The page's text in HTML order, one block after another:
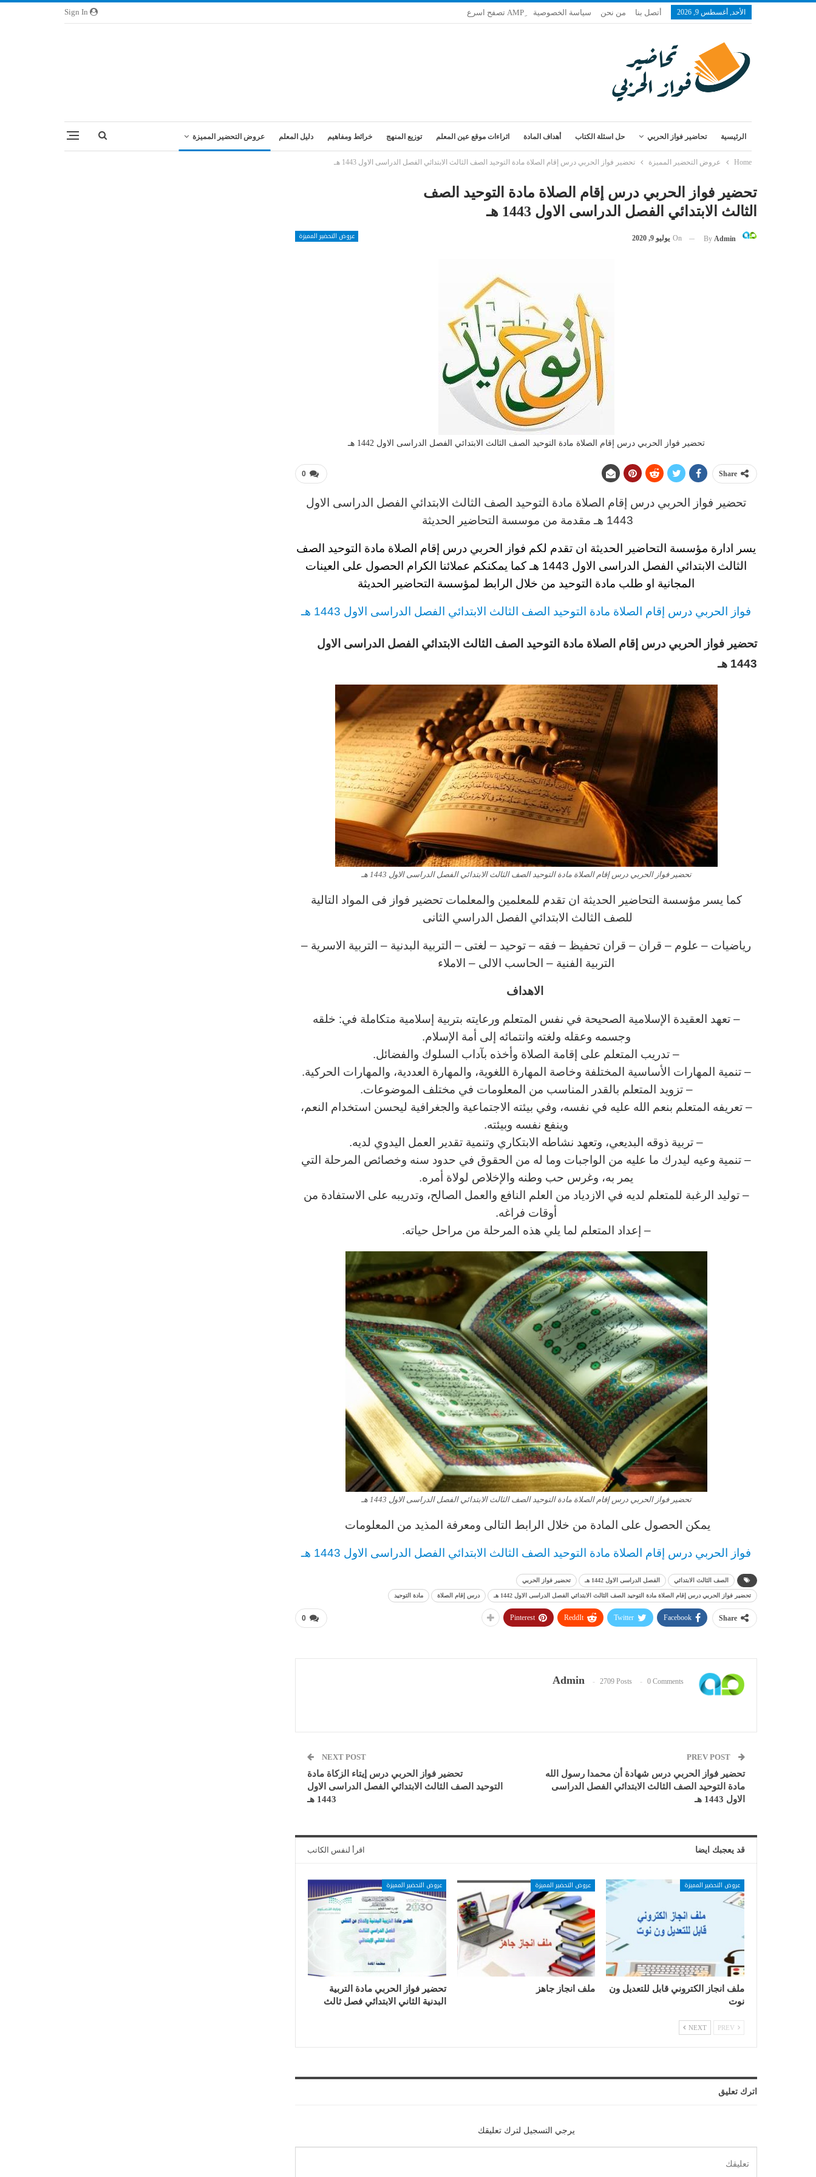
الأحد, أغسطس 9, 2026 أتصل بنا من نحن سياسة الخصوصية
الرئيسية تحاضير فواز الحربي حل اسئلة الكتاب أهداف المادة اثراءات موقع عين المعلم توزيع المنهج خرائط ومفاهيم دليل المعلم عروض التحضير المميزة
Home عروض التحضير المميزة تحضير فواز الحربي درس إقام الصلاة مادة التوحيد الصف الثالث الابتدائي الفصل الدراسى الاول 1443 هـ
تحضير فواز الحربي درس إقام الصلاة مادة التوحيد الصف
الثالث الابتدائي الفصل الدراسى الاول 1443 هـ
عروض التحضير المميزة By Admin
On يوليو 9, 2020
تحضير فواز الحربي درس إقام الصلاة مادة التوحيد الصف الثالث الابتدائي الفصل الدراسى الاول 1442 هـ
0 Share
تحضير فواز الحربي درس إقام الصلاة مادة التوحيد الصف الثالث الابتدائي الفصل الدراسى الاول
1443 هـ
مقدمة من موسسة التحاضير الحديثة
يسر ادارة مؤسسة التحاضير الحديثة ان تقدم لكم فواز الحربي درس إقام الصلاة مادة التوحيد الصف
الثالث الابتدائي الفصل الدراسى الاول 1443 هـكما يمكنكم عملائنا الكرام الحصول على العينات
المجانية او طلب مادة التوحيد من خلال الرابط لمؤسسة التحاضير الحديثة
فواز الحربي درس إقام الصلاة مادة التوحيد الصف الثالث الابتدائي الفصل الدراسى الاول 1443 هـ
تحضير فواز الحربي درس إقام الصلاة مادة التوحيد الصف الثالث الابتدائي الفصل الدراسى الاول
1443 هـ
تحضير فواز الحربي درس إقام الصلاة مادة التوحيد الصف الثالث الابتدائي الفصل الدراسى الاول 1443 هـ
كما يسر مؤسسة التحاضير الحديثة ان تقدم للمعلمين والمعلمات تحضير فواز فى المواد التالية
للصف الثالث الابتدائي الفصل الدراسي الثانى
رياضيات – علوم – قران – قران تحفيظ – فقه – توحيد – لغتى – التربية البدنية – التربية الاسرية –
التربية الفنية – الحاسب الالى – الاملاء
الاهداف
– تعهد العقيدة الإسلامية الصحيحة في نفس المتعلم ورعايته بتربية إسلامية متكاملة في: خلقه
وجسمه وعقله ولغته وانتمائه إلى أمة الإسلام.
– تدريب المتعلم على إقامة الصلاة وأخذه بآداب السلوك والفضائل.
– تنمية المهارات الأساسية المختلفة وخاصة المهارة اللغوية، والمهارة العددية، والمهارات الحركية.
– تزويد المتعلم بالقدر المناسب من المعلومات في مختلف الموضوعات.
– تعريفه المتعلم بنعم الله عليه في نفسه، وفي بيئته الاجتماعية والجغرافية ليحسن استخدام النعم،
وينفع نفسه وبيئته.
– تربية ذوقه البديعي، وتعهد نشاطه الابتكاري وتنمية تقدير العمل اليدوي لديه.
– تنمية وعيه ليدرك ما عليه من الواجبات وما له من الحقوق في حدود سنه وخصائص المرحلة التي
يمر به، وغرس حب وطنه والإخلاص لولاة أمره.
– توليد الرغبة للمتعلم لديه في الازدياد من العلم النافع والعمل الصالح، وتدريبه على الاستفادة من
أوقات فراغه.
– إعداد المتعلم لما يلي هذه المرحلة من مراحل حياته.
تحضير فواز الحربي درس إقام الصلاة مادة التوحيد الصف الثالث الابتدائي الفصل الدراسى الاول 1443 هـ
يمكن الحصول على المادة من خلال الرابط التالى ومعرفة المذيد من المعلومات
فواز الحربي درس إقام الصلاة مادة التوحيد الصف الثالث الابتدائي الفصل الدراسى الاول 1443 هـ
الصف الثالث الابتدائي الفصل الدراسى الاول 1442 هـ تحضير فواز الحربي
تحضير فواز الحربي درس إقام الصلاة مادة التوحيد الصف الثالث الابتدائي الفصل الدراسى الاول 1442 هـ درس إقام الصلاة مادة التوحيد
0 Share
Facebook
Twitter
ReddIt
Pinterest
Admin 2709 Posts 0 Comments
تحضير فواز الحربي درس شهادة أن محمدا رسول الله
مادة التوحيد الصف الثالث الابتدائي الفصل الدراسى
الاول 1443 هـ
NEXT POST
تحضير فواز الحربي درس إيتاء الزكاة مادة
التوحيد الصف الثالث الابتدائي الفصل الدراسى الاول
1443 هـ
قد يعجبك ايضا اقرأ لنفس الكاتب
عروض التحضير المميزة
ملف انجاز الكتروني قابل للتعديل ون
نوت
عروض التحضير المميزة
ملف انجاز جاهز
عروض التحضير المميزة
تحضير فواز الحربي مادة التربية
البدنية الثاني الابتدائي فصل ثالث
NEXT
اترك تعليق
يرجي التسجيل لترك تعليقك